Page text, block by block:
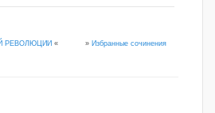
РЕВОЛЮЦИИ « » Избранные сочинения